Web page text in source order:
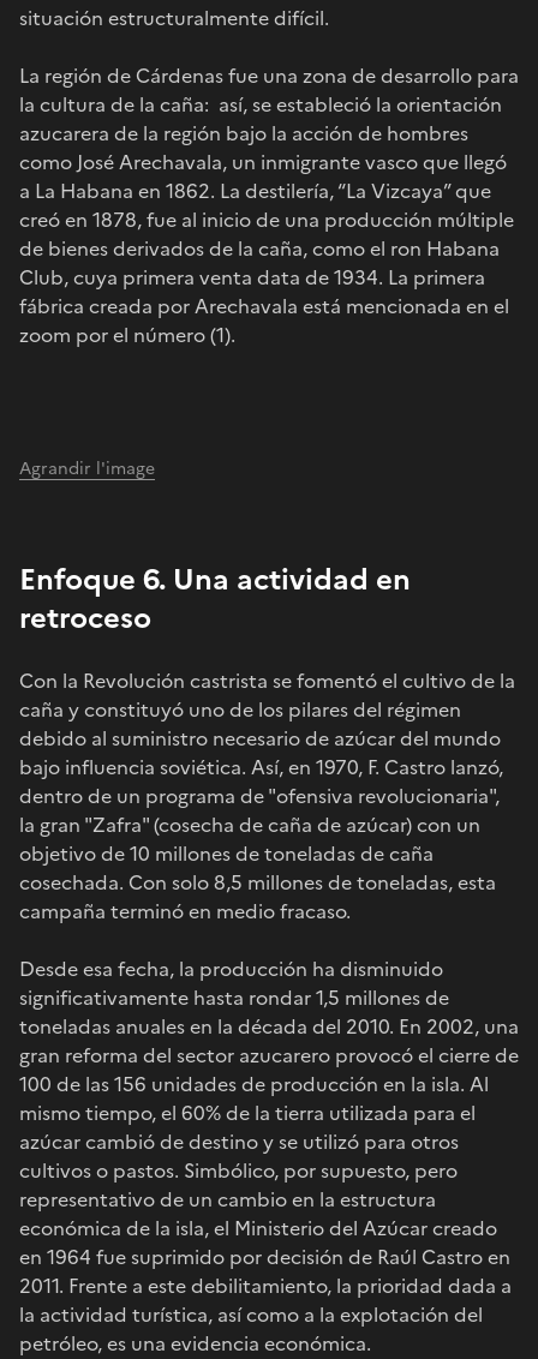
situación estructuralmente difícil.
La región de Cárdenas fue una zona de desarrollo para
la cultura de la caña: así, se estableció la orientación
azucarera de la región bajo la acción de hombres
como José Arechavala, un inmigrante vasco que llegó
a La Habana en 1862. La destilería, “La Vizcaya” que
creó en 1878, fue al inicio de una producción múltiple
de bienes derivados de la caña, como el ron Habana
Club, cuya primera venta data de 1934. La primera
fábrica creada por Arechavala está mencionada en el
zoom por el número (1).
Agrandir l'image
Enfoque 6. Una actividad en
retroceso
Con la Revolución castrista se fomentó el cultivo de la
caña y constituyó uno de los pilares del régimen
debido al suministro necesario de azúcar del mundo
bajo influencia soviética. Así, en 1970, F. Castro lanzó,
dentro de un programa de "ofensiva revolucionaria",
la gran "Zafra" (cosecha de caña de azúcar) con un
objetivo de 10 millones de toneladas de caña
cosechada. Con solo 8,5 millones de toneladas, esta
campaña terminó en medio fracaso.
Desde esa fecha, la producción ha disminuido
significativamente hasta rondar 1,5 millones de
toneladas anuales en la década del 2010. En 2002, una
gran reforma del sector azucarero provocó el cierre de
100 de las 156 unidades de producción en la isla. Al
mismo tiempo, el 60% de la tierra utilizada para el
azúcar cambió de destino y se utilizó para otros
cultivos o pastos. Simbólico, por supuesto, pero
representativo de un cambio en la estructura
económica de la isla, el Ministerio del Azúcar creado
en 1964 fue suprimido por decisión de Raúl Castro en
2011. Frente a este debilitamiento, la prioridad dada a
la actividad turística, así como a la explotación del
petróleo, es una evidencia económica.